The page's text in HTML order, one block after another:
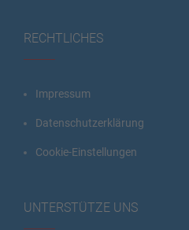
RECHTLICHES
Impressum
Datenschutzerklärung
Cookie-Einstellungen
UNTERSTÜTZE UNS